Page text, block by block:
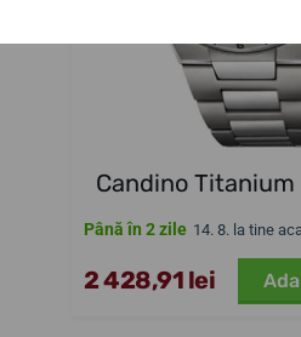
Candino
Până în 2 zile 14. 8. la tine
2 428,91 lei